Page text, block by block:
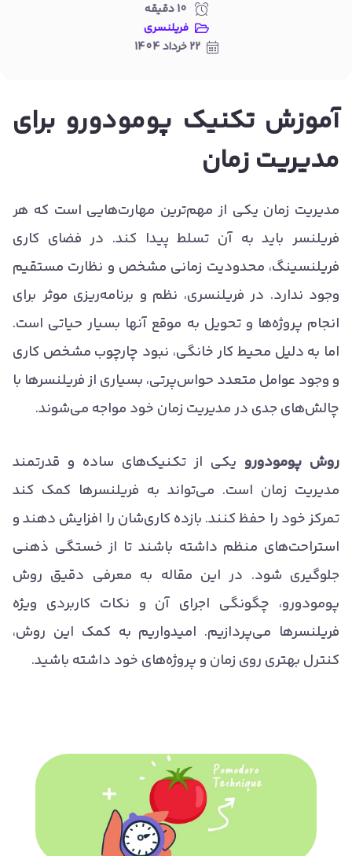
10دقیقه
فریلنسری
22 خرداد 1404
آموزش تکنیک پومودورو برای
مدیریت زمان
مدیریت زمان یکی از مهم‌ترین مهارت‌هایی است که هر
فریلنسر باید به آن تسلط پیدا کند. در فضای کاری
فریلنسینگ، محدودیت زمانی مشخص و نظارت مستقیم
وجود ندارد. در فریلنسری، نظم و برنامه‌ریزی موثر برای
انجام پروژه‌ها و تحویل به موقع آنها بسیار حیاتی است.
اما به دلیل محیط کار خانگی، نبود چارچوب مشخص کاری
و وجود عوامل متعدد حواس‌پرتی، بسیاری از فریلنسرها با
چالش‌های جدی در مدیریت زمان خود مواجه می‌شوند.
روش پومودورو یکی از تکنیک‌های ساده و قدرتمند
مدیریت زمان است. می‌تواند به فریلنسرها کمک کند
تمرکز خود را حفظ کنند. بازده کاری‌شان را افزایش دهند و
استراحت‌های منظم داشته باشند تا از خستگی ذهنی
جلوگیری شود. در این مقاله به معرفی دقیق روش
پومودورو، چگونگی اجرای آن و نکات کاربردی ویژه
فریلنسرها می‌پردازیم. امیدواریم به کمک این روش،
کنترل بهتری روی زمان و پروژه‌های خود داشته باشید.